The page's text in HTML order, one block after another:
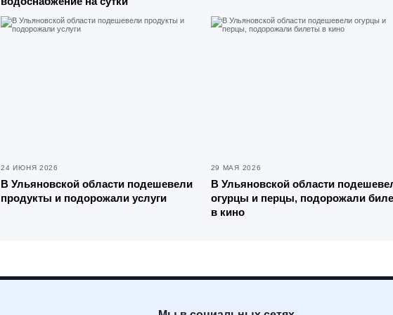
24 ИЮНЯ 2026
В Ульяновской области подешевели
продукты и подорожали услуги
29 МАЯ 2026
В Ульяновской области
огурцы и перцы, подорожали
в кино